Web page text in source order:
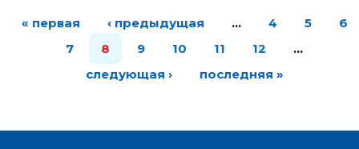
« первая ‹ предыдущая … 4 5
6
7
8 9 10 11 12
…
следующая ›
последняя »